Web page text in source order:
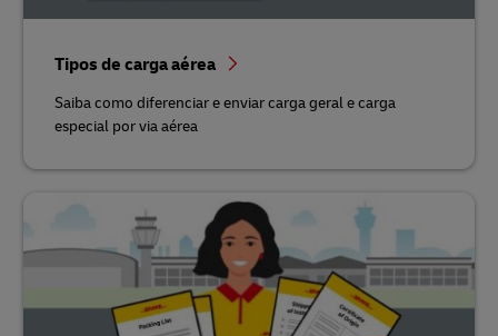
Tipos de carga aérea
Saiba como diferenciar e enviar carga geral e carga
especial por via aérea